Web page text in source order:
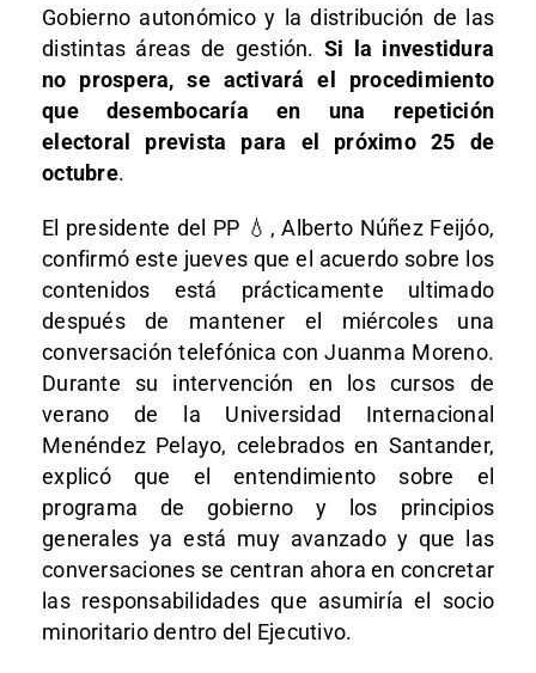
Gobierno autonómico y la distribución de las
distintas áreas de gestión. Si la investidura
no prospera, se activará el procedimiento
que desembocaría en una repetición
electoral prevista para el próximo 25 de
octubre.
El presidente del PP 💧, Alberto Núñez Feijóo,
confirmó este jueves que el acuerdo sobre los
contenidos está prácticamente ultimado
después de mantener el miércoles una
conversación telefónica con Juanma Moreno.
Durante su intervención en los cursos de
verano de la Universidad Internacional
Menéndez Pelayo, celebrados en Santander,
explicó que el entendimiento sobre el
programa de gobierno y los principios
generales ya está muy avanzado y que las
conversaciones se centran ahora en concretar
las responsabilidades que asumiría el socio
minoritario dentro del Ejecutivo.